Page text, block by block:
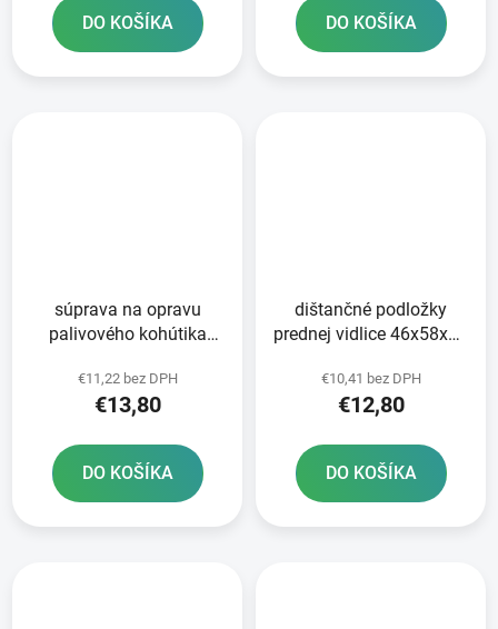
DO KOŠÍKA DO KOŠÍKA
súprava na opravu
palivového kohútika
€11,22 bez DPH
€13,80
DO KOŠÍKA
dištančné podložky
prednej vidlice 46x58x10
€10,41 bez DPH
€12,80
DO KOŠÍKA